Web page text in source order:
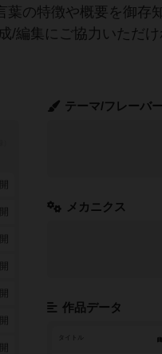
の特徴や概要を御存
/編集にご協力いただけ
テーマ/フレーバー
メカニクス
作品データ
タイトル